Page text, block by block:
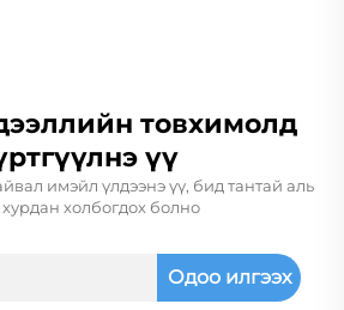
товхимолд
үү
имэйл үлдээнэ үү, бид тантай аль
холбогдох болно
Одоо илгээх